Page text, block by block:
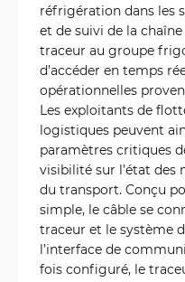
réfrigération dans les
et de suivi de la
traceur au groupe
d’accéder en temps
opérationnelles
Les exploitants de
logistiques peuvent
paramètres critiques
visibilité sur l’état des
du transport. Conçu
simple, le câble se
traceur et le système
l’interface de
fois configuré, le